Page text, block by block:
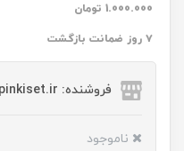
1.000.000 تومان
۷ روز ضمانت بازگشت
فروشنده: www.pinkiset.ir
ناموجود